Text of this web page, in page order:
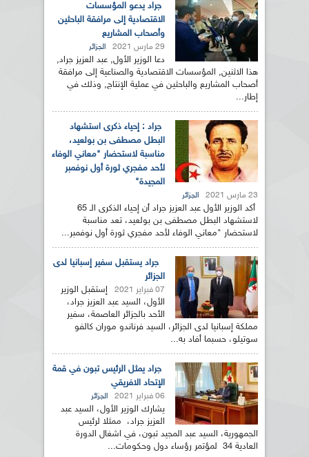
جراد يدعو المؤسسات
الاقتصادية إلى مرافقة الباحثين
وأصحاب المشاريع
29 مارس 2021 الجزائر
دعا الوزير الأول, عبد العزيز جراد,
هذا الاثنين, المؤسسات الاقتصادية والصناعية إلى مرافقة
أصحاب المشاريع والباحثين في عملية الإنتاج, وذلك في
إطار...
جراد : إحياء ذكرى استشهاد
البطل مصطفى بن بولعيد،
مناسبة لاستحضار "معاني الوفاء
لأحد مفجري ثورة أول نوفمبر
المجيدة"
23 مارس 2021 الجزائر
أكد الوزير الأول عبد العزيز جراد أن إحياء الذكرى الـ 65
لاستشهاد البطل مصطفى بن بولعيد، تعد مناسبة
لاستحضار "معاني الوفاء لأحد مفجري ثورة أول نوفمبر...
جراد يستقبل سفير إسبانيا لدى
الجزائر
07 فبراير 2021
إستقبل الوزير
الأول، السيد عبد العزيز جراد،
الأحد بالجزائر العاصمة، سفير
مملكة إسبانيا لدى الجزائر، السيد فرناندو موران كالفو
سوتيلو، حسبما أفاد به...
جراد يمثل الرئيس تبون في قمة
الإتحاد الافريقي
06 فبراير 2021 الجزائر
يشارك الوزير الأول، السيد عبد
العزيز جراد، ممثلا لرئيس
الجمهورية، السيد عبد المجيد تبون، في اشغال الدورة
العادية 34 لمؤتمر رؤساء دول وحكومات...